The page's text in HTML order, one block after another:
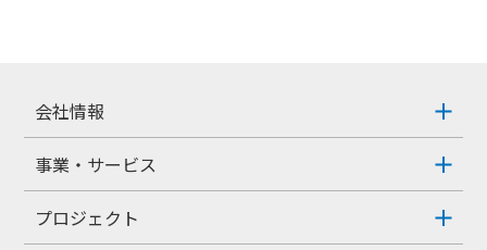
会社情報
事業・サービス
プロジェクト